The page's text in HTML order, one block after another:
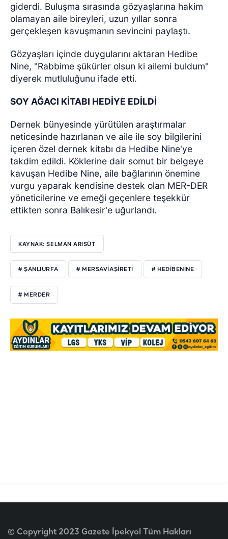
giderdi. Buluşma sırasında gözyaşlarına hakim
olamayan aile bireyleri, uzun yıllar sonra
gerçekleşen kavuşmanın sevincini paylaştı.
Gözyaşları içinde duygularını aktaran Hedibe
Nine, "Rabbime şükürler olsun ki ailemi buldum"
diyerek mutluluğunu ifade etti.
SOY AĞACI KİTABI HEDİYE EDİLDİ
Dernek bünyesinde yürütülen araştırmalar
neticesinde hazırlanan ve aile ile soy bilgilerini
içeren özel dernek kitabı da Hedibe Nine'ye
takdim edildi. Köklerine dair somut bir belgeye
kavuşan Hedibe Nine, aile bağlarının önemine
vurgu yaparak kendisine destek olan MER-DER
yöneticilerine ve emeği geçenlere teşekkür
ettikten sonra Balıkesir'e uğurlandı.
KAYNAK: SELMAN ARISÜT
# ŞANLIURFA # MERSAVIAŞIRETI # HEDIBENINE
# MERDER
© Copyright 2023 Gazete İpekyol Tüm Hakları